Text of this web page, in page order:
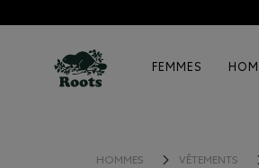
FEMMES
HOMMES VÊTEMENTS